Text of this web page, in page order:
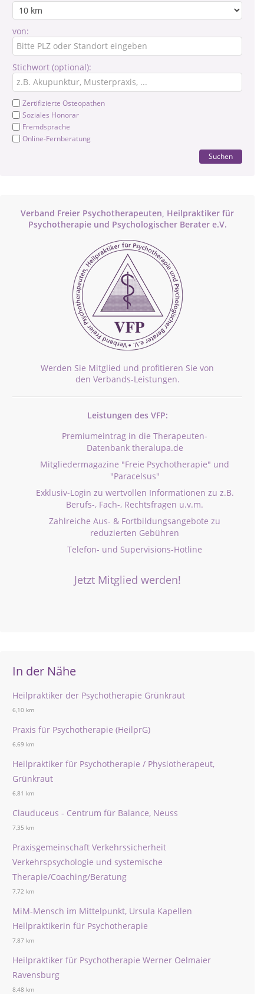
von:
Stichwort (optional):
Zertifizierte Osteopathen
Soziales Honorar
Fremdsprache
Online-Fernberatung
Suchen
Verband Freier Psychotherapeuten, Heilpraktiker für
Psychotherapie und Psychologischer Berater e.V.
Werden Sie Mitglied und profitieren Sie von
den Verbands-Leistungen.
Leistungen des VFP:
Premiumeintrag in die Therapeuten-
Datenbank theralupa.de
Mitgliedermagazine "Freie Psychotherapie" und
"Paracelsus"
Exklusiv-Login zu wertvollen Informationen zu z.B.
Berufs-, Fach-, Rechtsfragen u.v.m.
Zahlreiche Aus- & Fortbildungsangebote zu
reduzierten Gebühren
Telefon- und Supervisions-Hotline
Jetzt Mitglied werden!
In der Nähe
Heilpraktiker der Psychotherapie Grünkraut
6,10 km
Praxis für Psychotherapie (HeilprG)
6,69 km
Heilpraktiker für Psychotherapie / Physiotherapeut,
Grünkraut
6,81 km
Clauduceus - Centrum für Balance, Neuss
7,35 km
Praxisgemeinschaft Verkehrssicherheit
Verkehrspsychologie und systemische
Therapie/Coaching/Beratung
7,72 km
MiM-Mensch im Mittelpunkt, Ursula Kapellen
Heilpraktikerin für Psychotherapie
7,87 km
Heilpraktiker für Psychotherapie Werner Oelmaier
Ravensburg
8,48 km